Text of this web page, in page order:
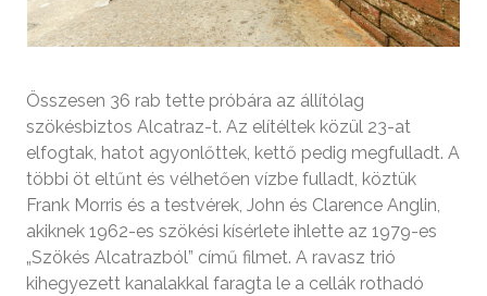
Összesen 36 rab tette próbára az állítólag
szökésbiztos Alcatraz-t. Az elítéltek közül 23-at
elfogtak, hatot agyonlőttek, kettő pedig megfulladt. A
többi öt eltűnt és vélhetően vízbe fulladt, köztük
Frank Morris és a testvérek, John és Clarence Anglin,
akiknek 1962-es szökési kísérlete ihlette az 1979-es
„Szökés Alcatrazból” című filmet. A ravasz trió
kihegyezett kanalakkal faragta le a cellák rothadó